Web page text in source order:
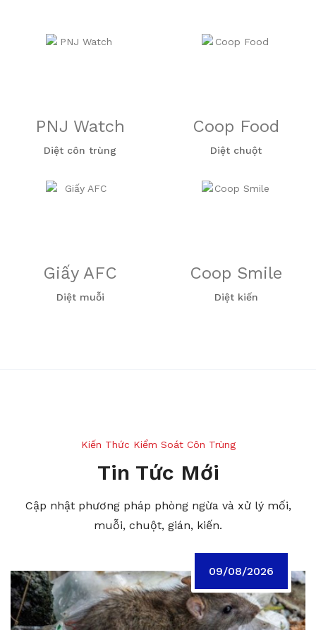
PNJ Watch
Diệt côn trùng
Coop Food
Diệt chuột
Giấy AFC
Diệt muỗi
Coop Smile
Diệt kiến
Kiến Thức Kiểm Soát Côn Trùng
Tin Tức Mới
Cập nhật phương pháp phòng ngừa và xử lý mối,
muỗi, chuột, gián, kiến.
09/08/2026